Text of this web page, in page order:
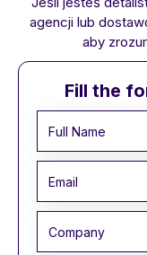
agencji lub
aby
Fill the